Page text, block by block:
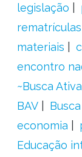
legislação
rematrículas
materiais
encontro
~Busca
BAV
economia
Educação